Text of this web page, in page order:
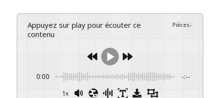
Appuyez sur play pour écouter ce
contenu
Pièces:-
0:00 -:--
1x